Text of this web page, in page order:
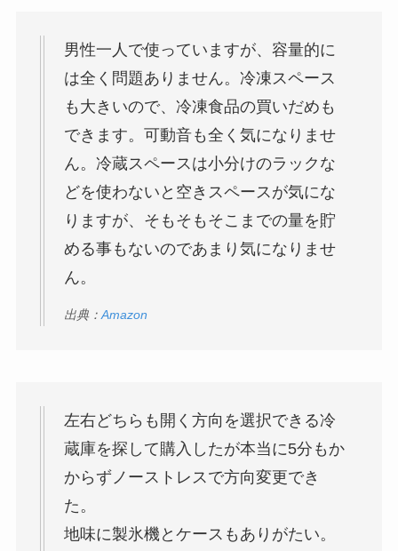
男性一人で使っていますが、容量的に
は全く問題ありません。冷凍スペース
も大きいので、冷凍食品の買いだめも
できます。可動音も全く気になりませ
ん。冷蔵スペースは小分けのラックな
どを使わないと空きスペースが気にな
りますが、そもそもそこまでの量を貯
める事もないのであまり気になりませ
ん。
出典： Amazon
左右どちらも開く方向を選択できる冷
蔵庫を探して購入したが本当に5分もか
からずノーストレスで方向変更でき
た。
地味に製氷機とケースもありがたい。